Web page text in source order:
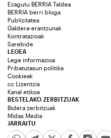
Ezagutu BERRIA Taldea
BERRIA berri bloga
Publizitatea
Galdera-erantzunak
Kontratazioak
Sarebide
JARRAITU
LEGEA
Lege informazioa
Pribatutasun politika
Cookieak
cc Lizentzia
Kanal etikoa
BESTELAKO ZERBITZUAK
Bidera zerbitzuak
Midas Media